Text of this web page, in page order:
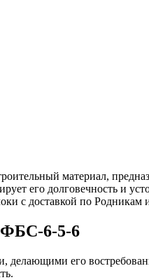
материал,
его долговечность и
с доставкой по Родникам
ФБС-6-5-6
его